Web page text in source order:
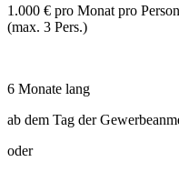
1.000 € pro Monat pro
(max. 3 Pers.)
6 Monate lang
ab dem Tag der
oder